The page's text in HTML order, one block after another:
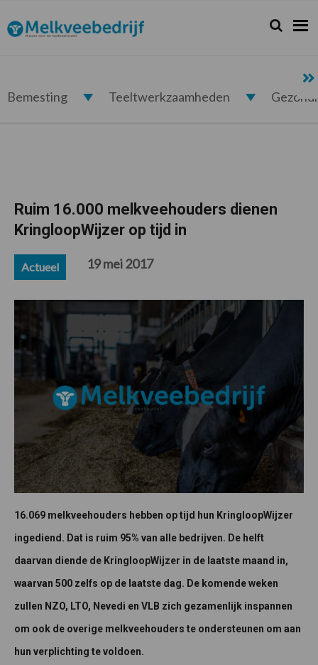
de
hoofdnavigatie
de
hoofd
de
eerste
de
voettekst
Melkveebedrijf.nl Zoeken...
Zoek
Bemesting Teeltwerkzaamheden
Ruim 16.000 melkveehouders dienen
KringloopWijzer op tijd in
Actueel 19 mei 2017
16.069 melkveehouders hebben op tijd hun KringloopWijzer
ingediend. Dat is ruim 95% van alle bedrijven. De helft
daarvan diende de KringloopWijzer in de laatste maand in,
waarvan 500 zelfs op de laatste dag. De komende weken
zullen NZO, LTO, Nevedi en VLB zich gezamenlijk inspannen
om ook de overige melkveehouders te ondersteunen om aan
hun verplichting te voldoen.